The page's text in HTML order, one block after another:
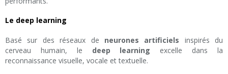
Le deep learning
Basé sur des réseaux de neurones artificiels inspirés du
cerveau humain, le deep learning excelle dans la
reconnaissance visuelle, vocale et textuelle.